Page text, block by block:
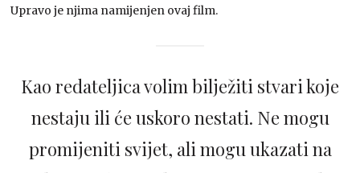
Upravo je njima namijenjen ovaj film.
Kao redateljica volim bilježiti stvari koje
nestaju ili će uskoro nestati. Ne mogu
promijeniti svijet, ali mogu ukazati na